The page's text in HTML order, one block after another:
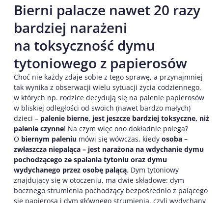
Bierni palacze nawet 20 razy
bardziej narażeni
na toksyczność dymu
tytoniowego z papierosów
Choć nie każdy zdaje sobie z tego sprawę, a przynajmniej
tak wynika z obserwacji wielu sytuacji życia codziennego,
w których np. rodzice decydują się na palenie papierosów
w bliskiej odległości od swoich (nawet bardzo małych)
dzieci – palenie bierne, jest jeszcze bardziej toksyczne, niż
palenie czynne! Na czym więc ono dokładnie polega?
O biernym paleniu mówi się wówczas, kiedy osoba –
zwłaszcza niepaląca – jest narażona na wdychanie dymu
pochodzącego ze spalania tytoniu oraz dymu
wydychanego przez osobę palącą. Dym tytoniowy
znajdujący się w otoczeniu, ma dwie składowe: dym
bocznego strumienia pochodzący bezpośrednio z palącego
się papierosa i dym głównego strumienia, czyli wydychany